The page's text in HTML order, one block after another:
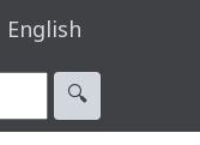
English
🔍︎